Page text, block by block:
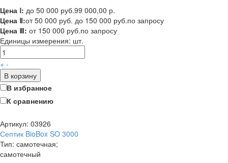
Цена Ⅰ: до 50 000 руб.99 000,00 р.
Цена Ⅱ:от 50 000 руб. до 150 000 руб.по запросу
Цена Ⅲ: от 150 000 руб.по запросу
Единицы измерения: шт.
+ -
В корзину
В избранное
К сравнению
Артикул: 03926
Септик BioBox SO 3000
Тип: самотечная;
самотечный